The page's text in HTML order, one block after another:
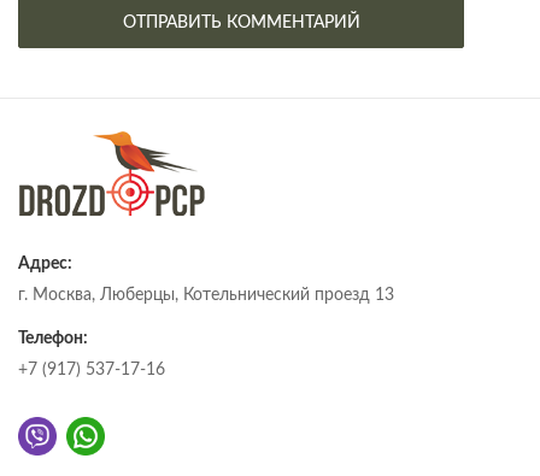
Адрес:
г. Москва, Люберцы, Котельнический проезд 13
Телефон:
+7 (917) 537-17-16